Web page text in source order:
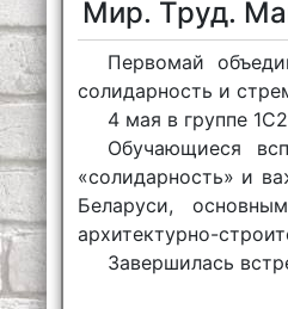
Мир. Труд.
Первомай
солидарность и
4 мая в группе
Обучающиеся
«солидарность» и
Беларуси,
архитектурно-
Завершилась